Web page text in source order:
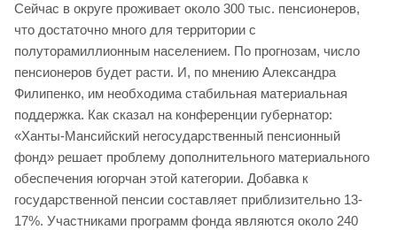
Сейчас в округе проживает около 300 тыс. пенсионеров,
что достаточно много для территории с
полуторамиллионным населением. По прогнозам, число
пенсионеров будет расти. И, по мнению Александра
Филипенко, им необходима стабильная материальная
поддержка. Как сказал на конференции губернатор:
«Ханты-Мансийский негосударственный пенсионный
фонд» решает проблему дополнительного материального
обеспечения югорчан этой категории. Добавка к
государственной пенсии составляет приблизительно 13-
17%. Участниками программ фонда являются около 240